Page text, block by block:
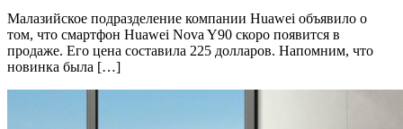
Малазийское подразделение компании Huawei объявило о
том, что смартфон Huawei Nova Y90 скоро появится в
продаже. Его цена составила 225 долларов. Напомним, что
новинка была […]